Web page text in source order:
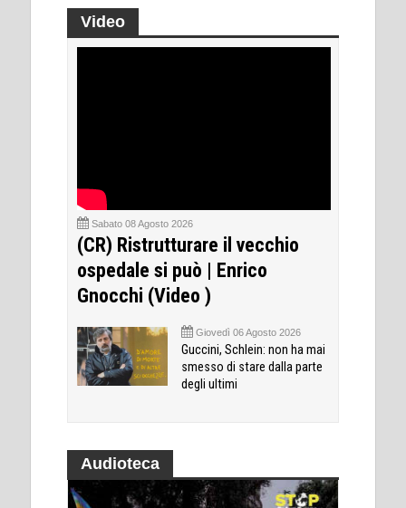
Video
Sabato 08 Agosto 2026
(CR) Ristrutturare il vecchio
ospedale si può | Enrico
Gnocchi (Video )
Giovedì 06 Agosto 2026
Guccini, Schlein: non ha mai
smesso di stare dalla parte
degli ultimi
Audioteca